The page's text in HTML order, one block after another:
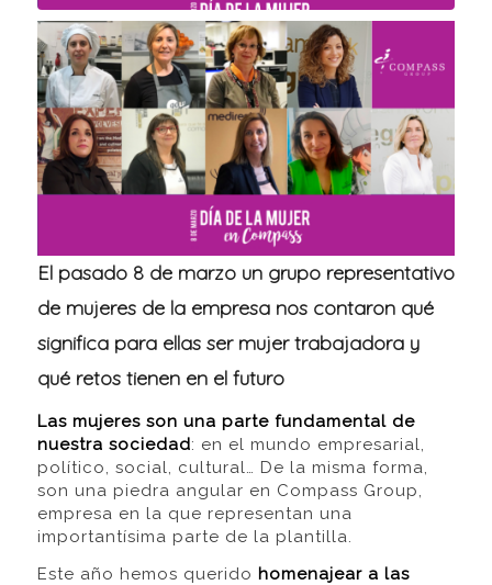
El pasado 8 de marzo un grupo representativo
de mujeres de la empresa nos contaron qué
significa para ellas ser mujer trabajadora y
qué retos tienen en el futuro
Las mujeres son una parte fundamental de
nuestra sociedad: en el mundo empresarial,
político, social, cultural… De la misma forma,
son una piedra angular en Compass Group,
empresa en la que representan una
importantísima parte de la plantilla.
Este año hemos querido homenajear a las